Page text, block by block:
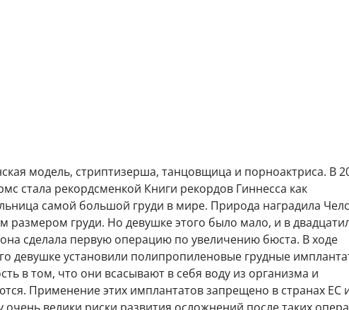
модель, стриптизерша, танцовщица и пoрнoaктрисa. В
стала рекордсменкой Книги рекордов Гиннесса как
самой большой груди в мире. Природа наградила
размером груди. Но девушке этого было мало, и в
она сделала первую операцию по увеличению бюста. В ходе
девушке установили полипропиленовые грудные
в том, что они всасывают в себя воду из организма и
Применение этих имплантатов запрещено в странах ЕС